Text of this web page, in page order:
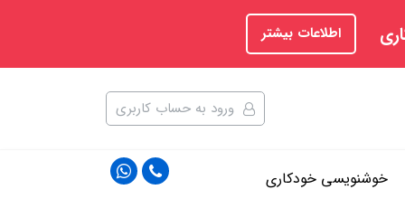
اطلاعات بیشتر
ورود به حساب کاربری
خوشنویسی خودکاری